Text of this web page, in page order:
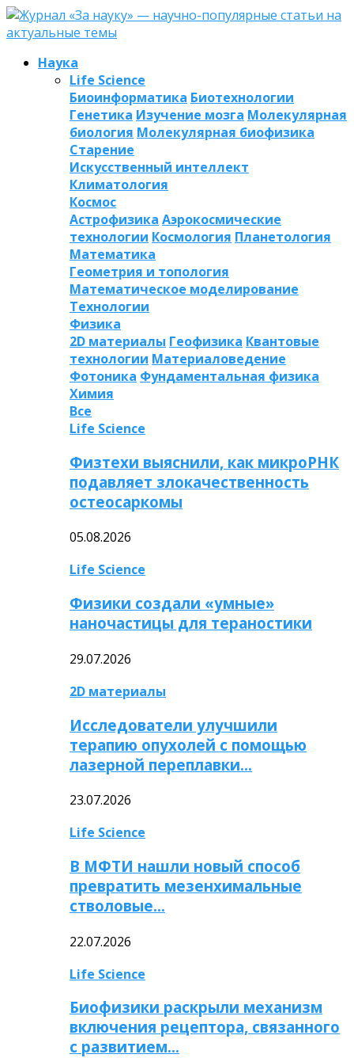
Наука
Life Science
Биоинформатика Биотехнологии
Генетика Изучение мозга Молекулярная
биология Молекулярная биофизика
Старение
Искусственный интеллект
Климатология
Космос
Астрофизика Аэрокосмические
технологии Космология Планетология
Математика
Геометрия и топология
Математическое моделирование
Технологии
Физика
2D материалы Геофизика Квантовые
технологии Материаловедение
Фотоника Фундаментальная физика
Химия
Все
Life Science
Физтехи выяснили, как микроРНК
подавляет злокачественность
остеосаркомы
05.08.2026
Life Science
Физики создали «умные»
наночастицы для тераностики
29.07.2026
2D материалы
Исследователи улучшили
терапию опухолей с помощью
лазерной переплавки…
23.07.2026
Life Science
В МФТИ нашли новый способ
превратить мезенхимальные
стволовые…
22.07.2026
Life Science
Биофизики раскрыли механизм
включения рецептора, связанного
с развитием…